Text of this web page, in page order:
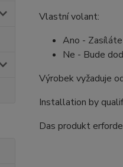
Vlastní volant:
Ano -
Ne - Bude
Výrobek vyžaduje
Installation by
Das produkt